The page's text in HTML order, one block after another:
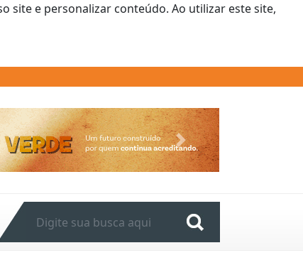
site e personalizar conteúdo. Ao utilizar este site,
Next